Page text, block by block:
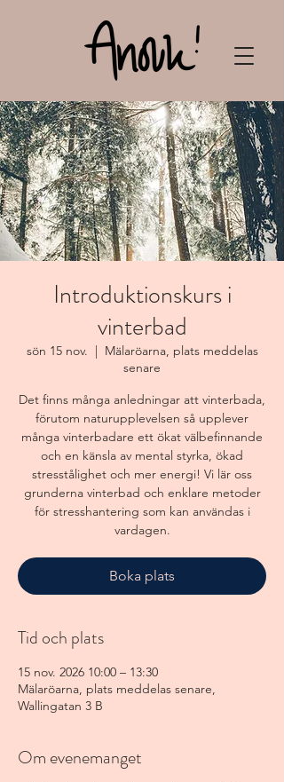
Introduktionskurs i
vinterbad
sön 15 nov.
  |
Mälaröarna, plats meddelas
senare
Det finns många anledningar att vinterbada,
förutom naturupplevelsen så upplever
många vinterbadare ett ökat välbefinnande
och en känsla av mental styrka, ökad
stresstålighet och mer energi! Vi lär oss
grunderna vinterbad och enklare metoder
för stresshantering som kan användas i
vardagen.
Boka plats
Tid och plats
15 nov. 2026 10:00 – 13:30
Mälaröarna, plats meddelas senare,
Wallingatan 3 B
Om evenemanget